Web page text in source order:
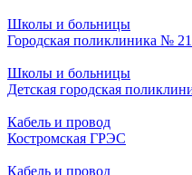
Школы и больницы
Городская поликлиника №
Школы и больницы
Детская городская
Кабель и провод
Костромская ГРЭС
Кабель и провод